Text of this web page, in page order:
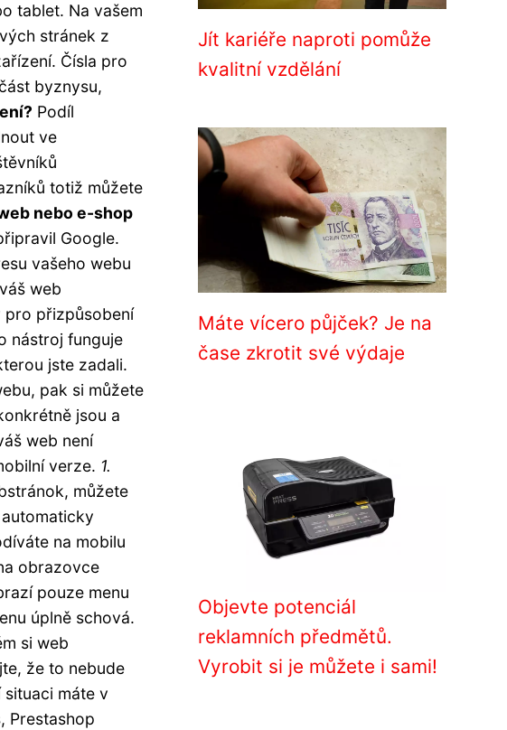
tablet. Na vašem
stránek z
Čísla pro
byznysu,
Podíl
ve
totiž můžete
nebo e-shop
Google.
vašeho webu
web
pro přizpůsobení
nástroj funguje
jste zadali.
pak si můžete
jsou a
web není
verze. 1.
můžete
na mobilu
obrazovce
pouze menu
úplně schová.
si web
že to nebude
máte v
Prestashop
Jít kariéře naproti pomůže
kvalitní vzdělání
Máte vícero půjček? Je na
čase zkrotit své výdaje
Objevte potenciál
reklamních předmětů.
Vyrobit si je můžete i sami!